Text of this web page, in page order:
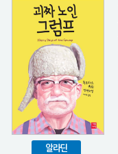
알라딘